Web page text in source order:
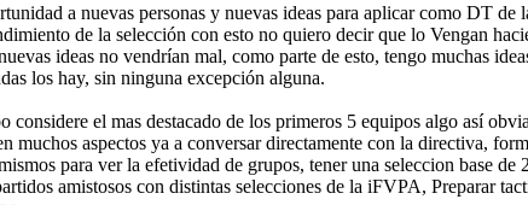
a nuevas personas y nuevas ideas para aplicar como DT
de la selección con esto no quiero decir que lo Vengan
ideas no vendrían mal, como parte de esto, tengo muchas
los hay, sin ninguna excepción alguna.
el mas destacado de los primeros 5 equipos algo así
aspectos ya a conversar directamente con la directiva,
para ver la efetividad de grupos, tener una seleccion base
amistosos con distintas selecciones de la iFVPA, Preparar